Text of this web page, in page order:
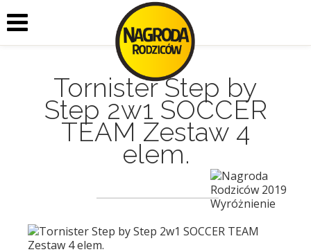
Tornister Step by
Step 2w1 SOCCER
TEAM Zestaw 4
elem.